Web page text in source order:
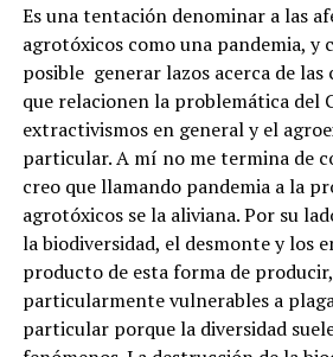
Es una tentación denominar a las
agrotóxicos como una pandemia, y
posible generar lazos acerca de las
que relacionen la problemática del
extractivismos en general y el
particular. A mí no me termina de
creo que llamando pandemia a la
agrotóxicos se la aliviana. Por su
la biodiversidad, el desmonte y los
producto de esta forma de
particularmente vulnerables a
particular porque la diversidad